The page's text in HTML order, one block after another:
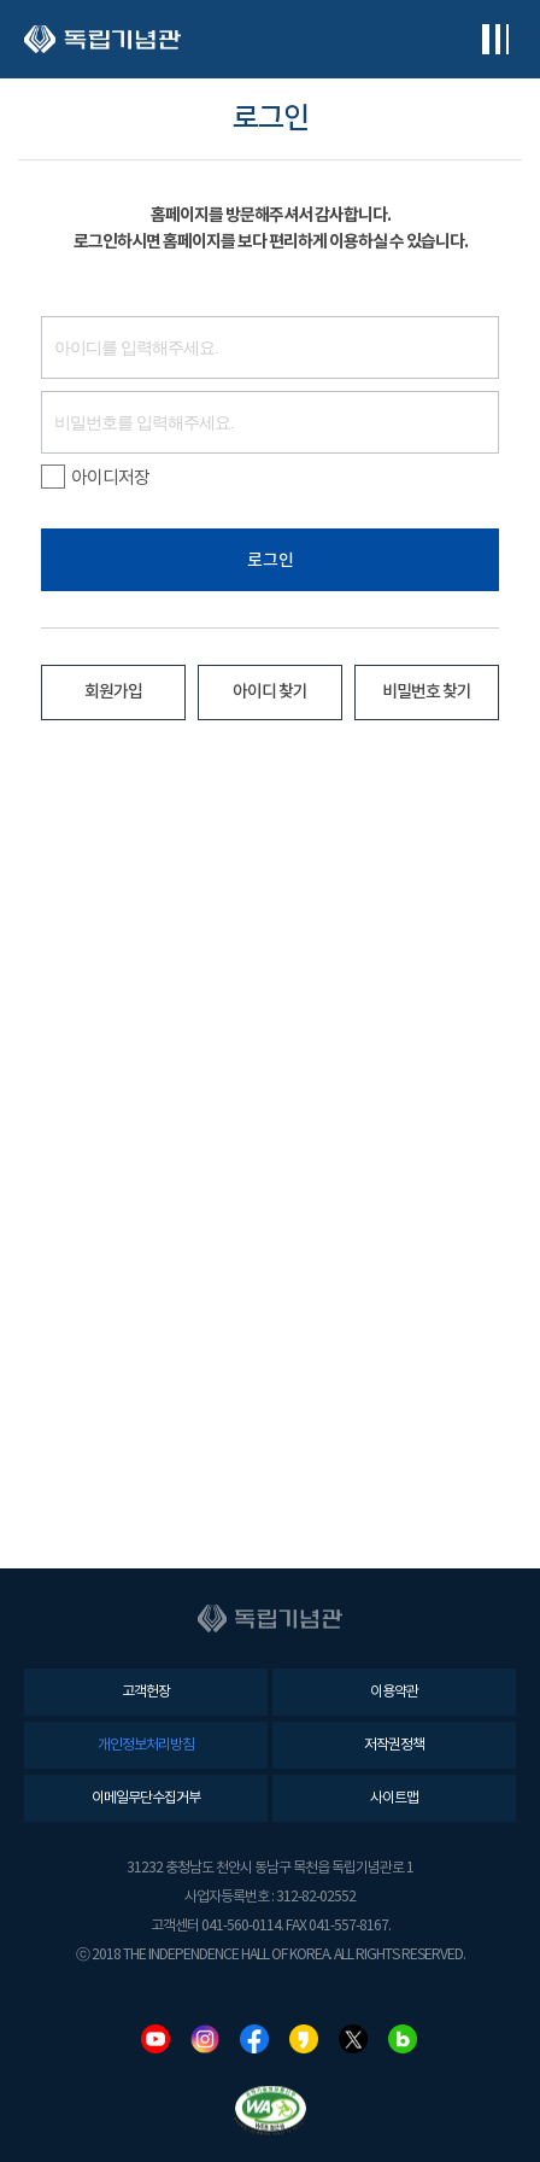
로그인
홈페이지를 방문해주셔서 감사합니다.
로그인하시면 홈페이지를 보다 편리하게 이용하실 수 있습니다.
아이디저장
로그인
회원가입 아이디 찾기 비밀번호 찾기
고객헌장 이용약관
개인정보처리방침 저작권정책
이메일무단수집거부 사이트맵
31232 충청남도 천안시 동남구 목천읍 독립기념관로 1
사업자등록번호 : 312-82-02552
고객센터 041-560-0114. FAX 041-557-8167.
ⓒ 2018 THE INDEPENDENCE HALL OF KOREA. ALL RIGHTS RESERVED.